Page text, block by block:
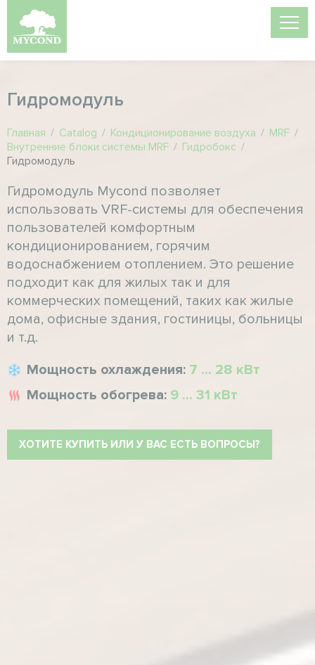
Гидромодуль
Главная / Catalog / Кондиционирование воздуха / MRF /
Внутренние блоки системы MRF / Гидробокс /
Гидромодуль
Гидромодуль Mycond позволяет
использовать VRF-системы для обеспечения
пользователей комфортным
кондиционированием, горячим
водоснабжением отоплением. Это решение
подходит как для жилых так и для
коммерческих помещений, таких как жилые
дома, офисные здания, гостиницы, больницы
и т.д.
Мощность охлаждения: 7 ... 28 кВт
Мощность обогрева: 9 ... 31 кВт
ХОТИТЕ КУПИТЬ ИЛИ У ВАС ЕСТЬ ВОПРОСЫ?